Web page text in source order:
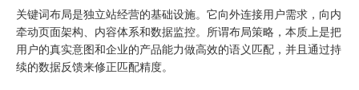
关键词布局是独立站经营的基础设施。它向外连接用户需求，向内
牵动页面架构、内容体系和数据监控。所谓布局策略，本质上是把
用户的真实意图和企业的产品能力做高效的语义匹配，并且通过持
续的数据反馈来修正匹配精度。